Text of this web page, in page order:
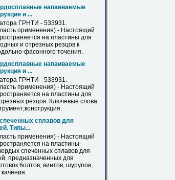
напаиваемые
и ...
ГРНТИ - 533931.
применения) - Настоящий
на пластины для
и отрезных резцов к
фасонного точения.
напаиваемые
и ...
ГРНТИ - 533931.
применения) - Настоящий
на пластины для
резцов. Ключевые слова
сплавов для
Типы...
применения) - Настоящий
на пластины-
спеченных сплавов для
предназначенных для
болтов, винтов, шурупов,
качения.